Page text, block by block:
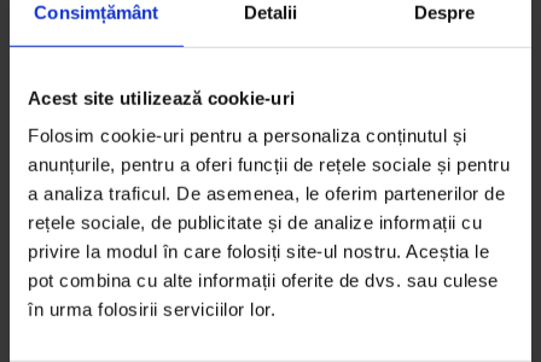
Consimțământ Detalii Despre
Acest site utilizează cookie-uri
Folosim cookie-uri pentru a personaliza conținutul și
anunțurile, pentru a oferi funcții de rețele sociale și pentru
a analiza traficul. De asemenea, le oferim partenerilor de
rețele sociale, de publicitate și de analize informații cu
privire la modul în care folosiți site-ul nostru. Aceștia le
pot combina cu alte informații oferite de dvs. sau culese
în urma folosirii serviciilor lor.
Calatorul Social
17/03/2013